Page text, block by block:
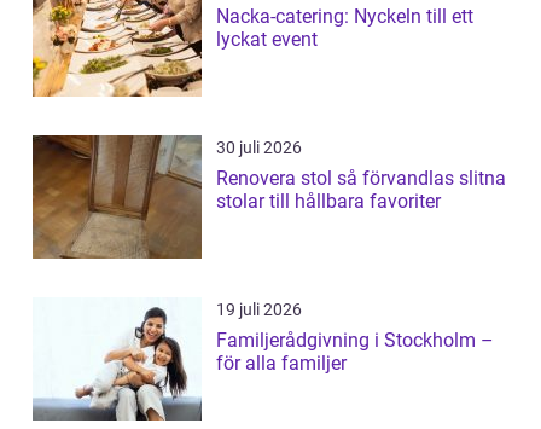
Nacka-catering: Nyckeln till ett
lyckat event
30 juli 2026
Renovera stol så förvandlas slitna
stolar till hållbara favoriter
19 juli 2026
Familjerådgivning i Stockholm –
för alla familjer